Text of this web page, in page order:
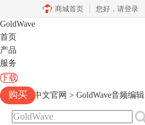
商城首页 您好， 请登录
GoldWave
首页
产品
服务
下载
购买
Goldwave中文官网 > GoldWave音频编辑